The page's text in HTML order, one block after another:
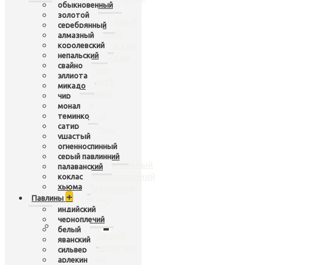
золотой
серебрянный
алмазный
королевский
непальский
свайно
эллиота
микадо
чир
монал
теминко
сатир
ушастый
огненноспинный
серый павлинний
палаванский
хьюма
Павлины
+
индийский
черноплечий
белый
обыкновенный
золотой
серебрянный
алмазный
королевский
непальский
свайно
эллиота
микадо
чир
монал
теминко
сатир
ушастый
огненноспинный
серый павлинний
палаванский
коклас
хьюма
Павлины +
индийский
черноплечий
белый
яванский
сильвер
арлекин